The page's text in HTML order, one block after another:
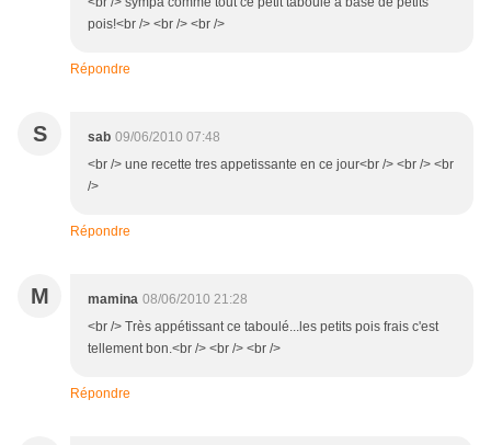
pois!<br /> <br /> <br />
Répondre
S sab 09/06/2010 07:48
<br /> une recette tres appetissante en ce jour<br /> <br /> <br
/>
Répondre
M mamina 08/06/2010 21:28
<br /> Très appétissant ce taboulé...les petits pois frais c'est
tellement bon.<br /> <br /> <br />
Répondre